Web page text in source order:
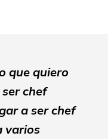
que quiero
chef
a ser chef
varios